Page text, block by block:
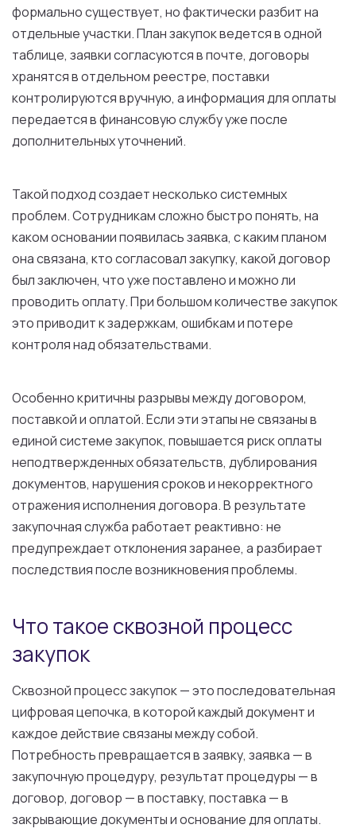
формально существует, но фактически разбит на
отдельные участки. План закупок ведется в одной
таблице, заявки согласуются в почте, договоры
хранятся в отдельном реестре, поставки
контролируются вручную, а информация для оплаты
передается в финансовую службу уже после
дополнительных уточнений.
Такой подход создает несколько системных
проблем. Сотрудникам сложно быстро понять, на
каком основании появилась заявка, с каким планом
она связана, кто согласовал закупку, какой договор
был заключен, что уже поставлено и можно ли
проводить оплату. При большом количестве закупок
это приводит к задержкам, ошибкам и потере
контроля над обязательствами.
Особенно критичны разрывы между договором,
поставкой и оплатой. Если эти этапы не связаны в
единой системе закупок, повышается риск оплаты
неподтвержденных обязательств, дублирования
документов, нарушения сроков и некорректного
отражения исполнения договора. В результате
закупочная служба работает реактивно: не
предупреждает отклонения заранее, а разбирает
последствия после возникновения проблемы.
Что такое сквозной процесс
закупок
Сквозной процесс закупок — это последовательная
цифровая цепочка, в которой каждый документ и
каждое действие связаны между собой.
Потребность превращается в заявку, заявка — в
закупочную процедуру, результат процедуры — в
договор, договор — в поставку, поставка — в
закрывающие документы и основание для оплаты.